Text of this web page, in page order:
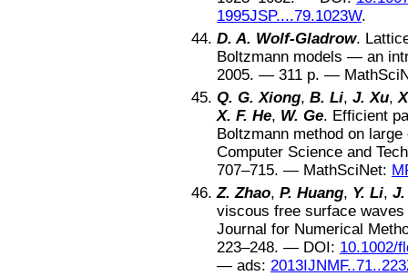
1995JSP....79.1023W.
D. A. Wolf-Gladrow.
Boltzmann models — an
2005. — 311 p. —
Q. G. Xiong, B. Li, J. Xu,
X. F. He, W. Ge. Efficient
Boltzmann method on
Computer Science and
707–715. — MathSciNet:
Z. Zhao, P. Huang, Y. Li,
viscous free surface
Journal for Numerical
223–248. — DOI: 10.1002/
— ads: